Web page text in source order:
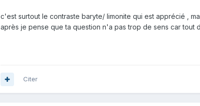
c'est surtout le contraste baryte/ limonite qui est apprécié ,
après je pense que ta question n'a pas trop de sens car tout
Citer